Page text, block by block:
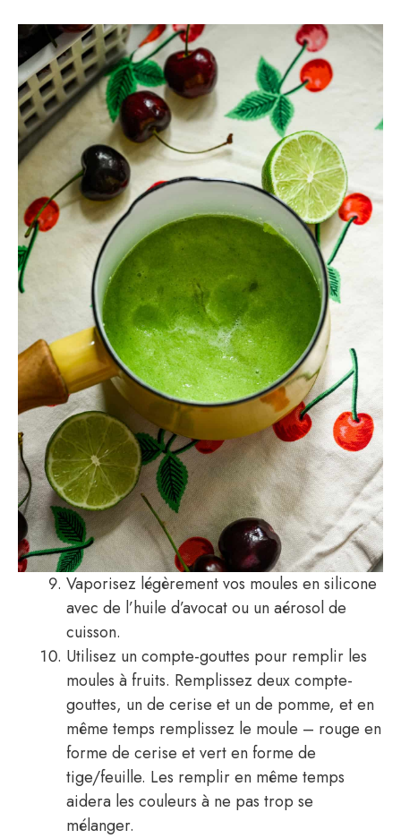
Vaporisez légèrement vos moules en silicone
avec de l’huile d’avocat ou un aérosol de
cuisson.
Utilisez un compte-gouttes pour remplir les
moules à fruits. Remplissez deux compte-
gouttes, un de cerise et un de pomme, et en
même temps remplissez le moule – rouge en
forme de cerise et vert en forme de
tige/feuille. Les remplir en même temps
aidera les couleurs à ne pas trop se
mélanger.